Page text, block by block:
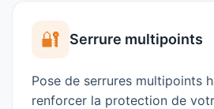
🔐 Serrure multipoints
Pose de serrures multipoints
renforcer la protection de